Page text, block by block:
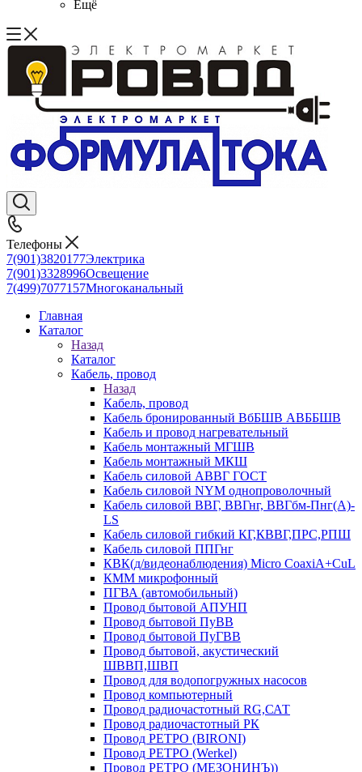
Ещё
Телефоны
7(901)3820177Электрика
7(901)3328996Освещение
7(499)7077157Многоканальный
Главная
Каталог
Назад
Каталог
Кабель, провод
Назад
Кабель, провод
Кабель бронированный ВбБШВ АВББШВ
Кабель и провод нагревательный
Кабель монтажный МГШВ
Кабель монтажный МКШ
Кабель силовой АВВГ ГОСТ
Кабель силовой NYM однопроволочный
Кабель силовой ВВГ, ВВГнг, ВВГбм-Пнг(А)-
LS
Кабель силовой гибкий КГ,КВВГ,ПРС,РПШ
Кабель силовой ППГнг
КВК(д/видеонаблюдения) Micro CoaxiA+CuL
КММ микрофонный
ПГВА (автомобильный)
Провод бытовой АПУНП
Провод бытовой ПуВВ
Провод бытовой ПуГВВ
Провод бытовой, акустический
ШВВП,ШВП
Провод для водопогружных насосов
Провод компьютерный
Провод радиочастотный RG,САТ
Провод радиочастотный РК
Провод РЕТРО (BIRONI)
Провод РЕТРО (Werkel)
Провод РЕТРО (МЕЗОНИНЪ))